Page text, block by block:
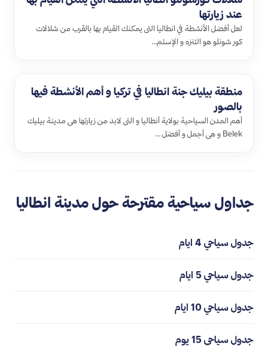
عند زيارتها
لعل أفضل الأنشطة في انطاليا التى يمكنك القيام بها بالقرب من شلالات
كور شونلو هو التنزه و الإستم…
منطقة بيليك جنة انطاليا في تركيا و أهم الأنشطة فيها
بالصور
أهم المدن السياحية بولاية أنطاليا و التى لابد من زيارتها هى مدينة بيليك
Belek و هى أجمل و أفضل …
جداول سياحية مقترحة حول مدينة انطاليا
جدول سياحي 4 ايام
جدول سياحي 5 ايام
جدول سياحي 10 ايام
جدول سياحي 15 يوم